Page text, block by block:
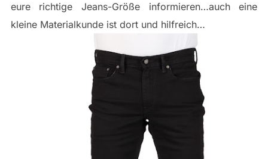
eure richtige Jeans-Größe informieren…auch eine
kleine Materialkunde ist dort und hilfreich…